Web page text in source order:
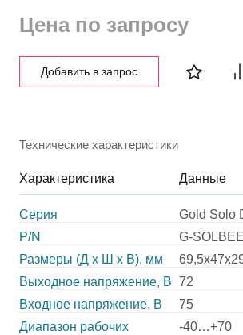
Цена по запросу
Добавить в запрос
Технические характеристики
Характеристика Данные
Серия
Gold Solo
P/N
G-
Размеры (Д х Ш х В), мм
Выходное напряжение, В 72
Входное напряжение, В
75
Диапазон рабочих
-40…+70